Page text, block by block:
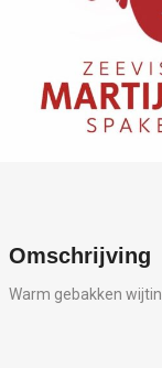
Omschrijving
Warm gebakken